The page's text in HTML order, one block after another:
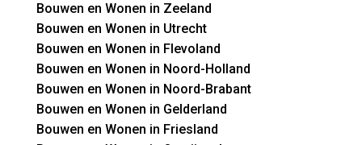
Bouwen en Wonen in Zeeland
Bouwen en Wonen in Utrecht
Bouwen en Wonen in Flevoland
Bouwen en Wonen in Noord-Holland
Bouwen en Wonen in Noord-Brabant
Bouwen en Wonen in Gelderland
Bouwen en Wonen in Friesland